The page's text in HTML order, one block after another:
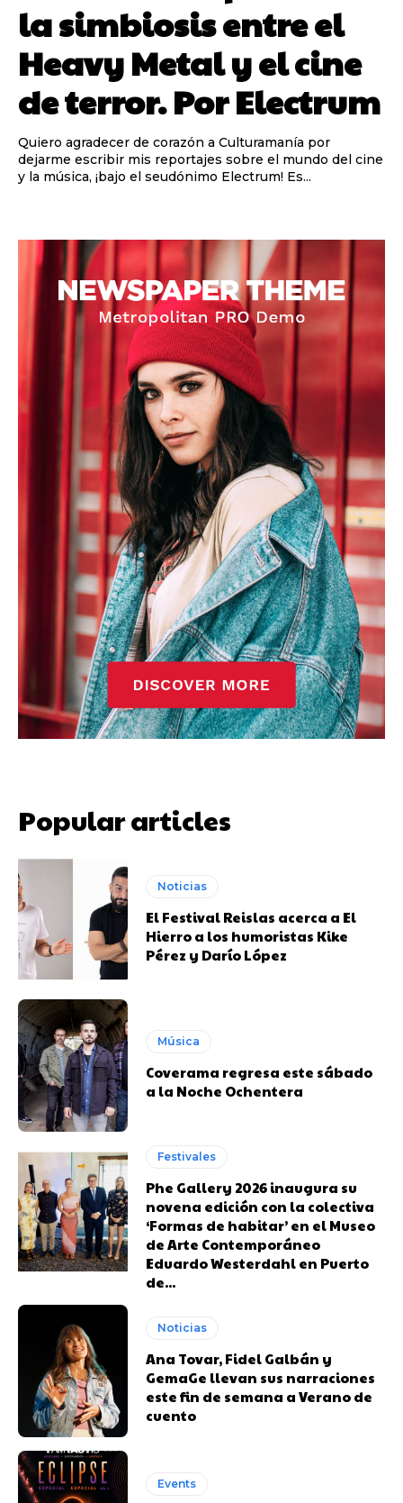
la simbiosis entre el
Heavy Metal y el cine
de terror. Por Electrum
Quiero agradecer de corazón a Culturamanía por
dejarme escribir mis reportajes sobre el mundo del cine
y la música, ¡bajo el seudónimo Electrum! Es...
Popular articles
Noticias
El Festival Reislas acerca a El
Hierro a los humoristas Kike
Pérez y Darío López
Música
Coverama regresa este sábado
a la Noche Ochentera
Festivales
Phe Gallery 2026 inaugura su
novena edición con la colectiva
‘Formas de habitar’ en el Museo
de Arte Contemporáneo
Eduardo Westerdahl en Puerto
de...
Noticias
Ana Tovar, Fidel Galbán y
GemaGe llevan sus narraciones
este fin de semana a Verano de
cuento
Events